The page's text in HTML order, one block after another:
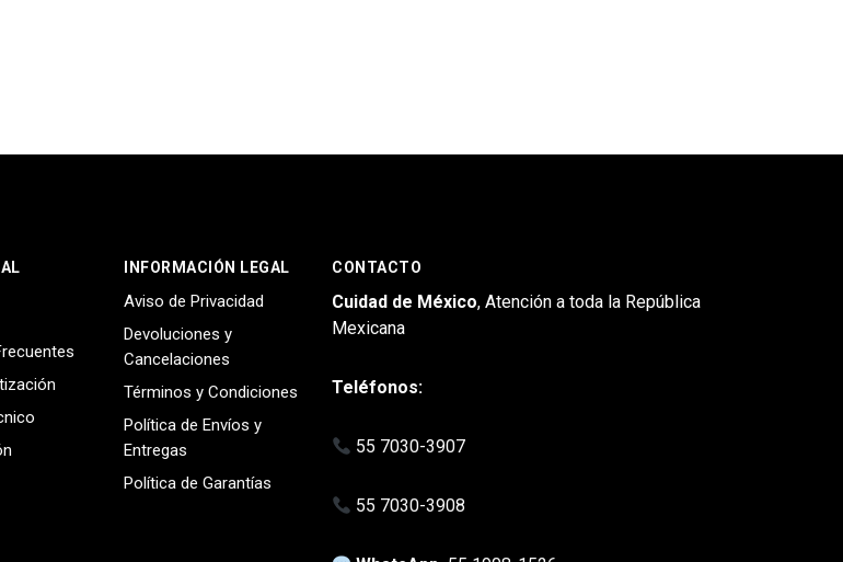
INFORMACIÓN LEGAL
Aviso de Privacidad
Devoluciones y
Cancelaciones
Términos y Condiciones
Política de Envíos y
Entregas
Política de Garantías
CONTACTO
Cuidad de México, Atención a toda la República
Mexicana
Teléfonos:
55 7030-3907
55 7030-3908